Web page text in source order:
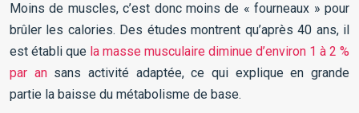
Moins de muscles, c’est donc moins de « fourneaux » pour
brûler les calories. Des études montrent qu’après 40 ans, il
est établi que la masse musculaire diminue d’environ 1 à 2 %
par ansans activité adaptée, ce qui explique en grande
partie la baisse du métabolisme de base.